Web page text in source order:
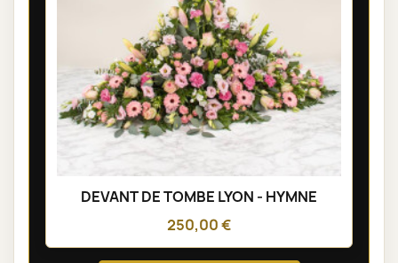
DEVANT DE TOMBE LYON - HYMNE
250,00 €